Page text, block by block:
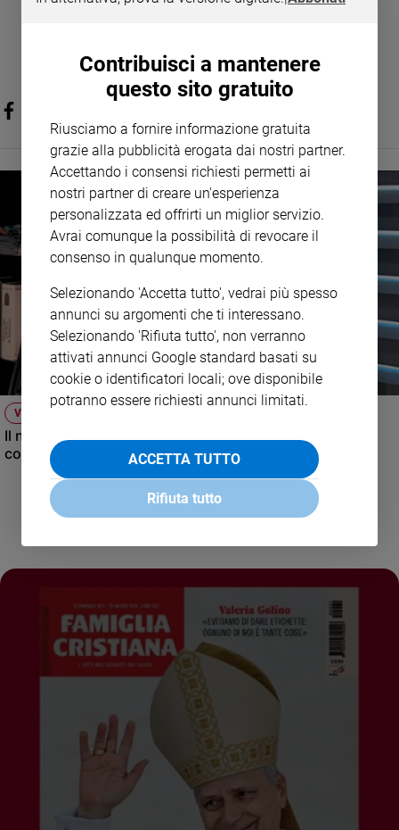
Pubblicità
Registrati
VIDEO
Il nuovo numero di Famiglia Cristiana raccontato dal
condirettore.
Contribuisci a mantenere
questo sito gratuito
Riusciamo a fornire informazione gratuita
grazie alla pubblicità erogata dai nostri partner.
Accettando i consensi richiesti permetti ai
nostri partner di creare un'esperienza
personalizzata ed offrirti un miglior servizio.
Avrai comunque la possibilità di revocare il
consenso in qualunque momento.
Selezionando 'Accetta tutto', vedrai più spesso
annunci su argomenti che ti interessano.
Selezionando 'Rifiuta tutto', non verranno
attivati annunci Google standard basati su
cookie o identificatori locali; ove disponibile
potranno essere richiesti annunci limitati.
ACCETTA TUTTO
Rifiuta tutto